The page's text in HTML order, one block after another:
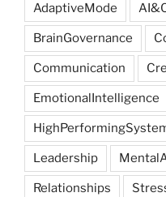
AdaptiveMode
BrainGovernance
Communication
EmotionalIntelligence
Leadership
Relationships